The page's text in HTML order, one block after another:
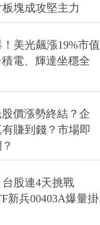
激勵台股噴千
後卻跌，市場在
美股三大指數創
塊成攻堅主力
美光飆漲19%市值
電、輝達坐穩全
價漲勢終結？企